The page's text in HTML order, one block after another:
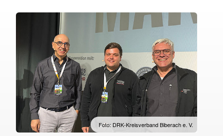
Foto: DRK-Kreisverband Biberach e. V.